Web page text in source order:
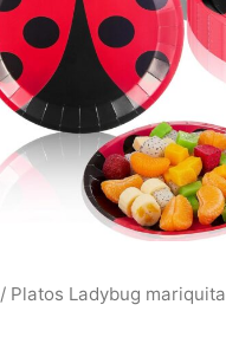
/ Platos Ladybug mariquita